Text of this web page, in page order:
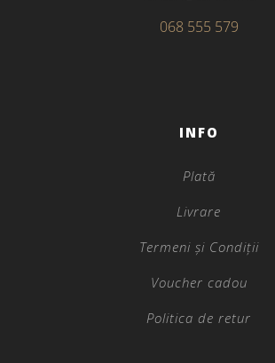
068 555 579
INFO
Plată
Livrare
Termeni și Condiții
Voucher cadou
Politica de retur